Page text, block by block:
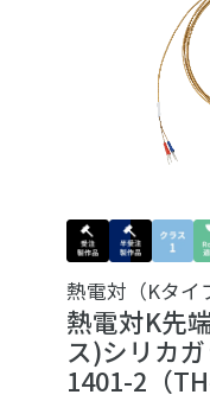
熱電対（Kタイ
熱電対K先
ス)シリカ
1401-2（